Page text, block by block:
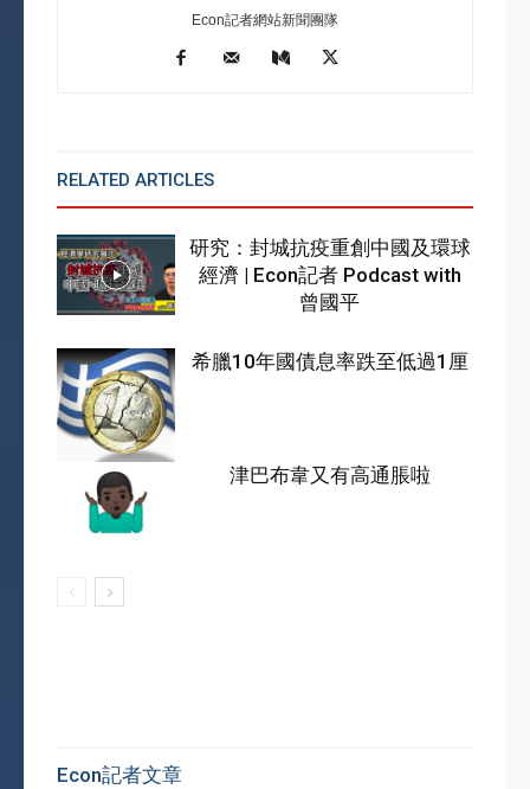
Econ記者網站新聞團隊
RELATED ARTICLES
研究：封城抗疫重創中國及環球
經濟 | Econ記者 Podcast with
曾國平
希臘10年國債息率跌至低過1厘
津巴布韋又有高通脹啦
Econ記者文章